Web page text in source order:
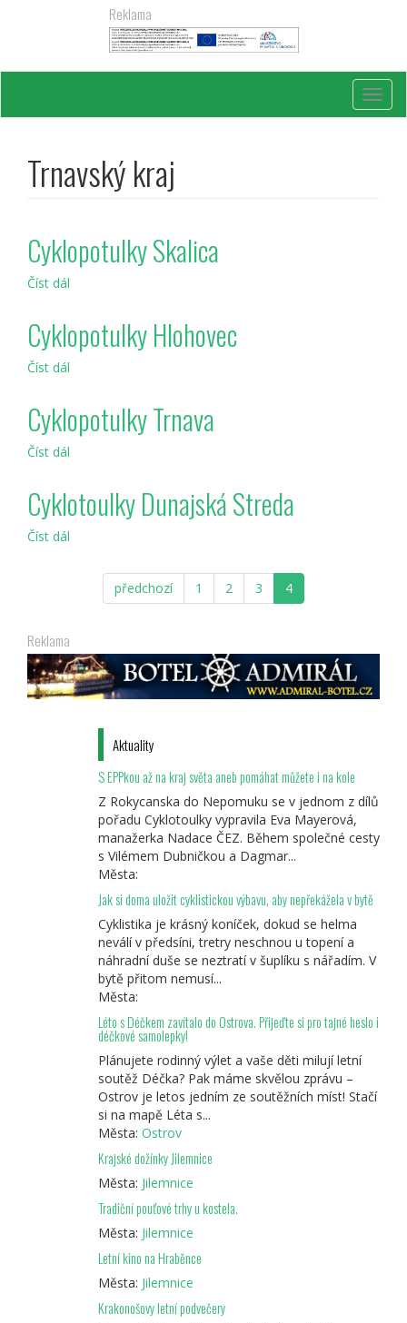
Reklama
Trnavský kraj
Cyklopotulky Skalica
Číst dál
Cyklopotulky Hlohovec
Číst dál
Cyklopotulky Trnava
Číst dál
Cyklotoulky Dunajská Streda
Číst dál
Streda
předchozí
1 2 3 4
Reklama
Aktuality
S EPPkou až na kraj světa aneb pomáhat můžete i na kole
Z Rokycanska do Nepomuku se v jednom z dílů
pořadu Cyklotoulky vypravila Eva Mayerová,
manažerka Nadace ČEZ. Během společné cesty
s Vilémem Dubničkou a Dagmar...
Města:
Jak si doma uložit cyklistickou výbavu, aby nepřekážela v bytě
Cyklistika je krásný koníček, dokud se helma
neválí v předsíni, tretry neschnou u topení a
náhradní duše se neztratí v šuplíku s nářadím. V
bytě přitom nemusí...
Města:
Léto s Déčkem zavítalo do Ostrova. Přijeďte si pro tajné heslo i
déčkové samolepky!
Plánujete rodinný výlet a vaše děti milují letní
soutěž Déčka? Pak máme skvělou zprávu –
Ostrov je letos jedním ze soutěžních míst! Stačí
si na mapě Léta s...
Města: Ostrov
Krajské dožínky Jilemnice
Města: Jilemnice
Tradiční pouťové trhy u kostela.
Města: Jilemnice
Letní kino na Hraběnce
Města: Jilemnice
Krakonošovy letní podvečery